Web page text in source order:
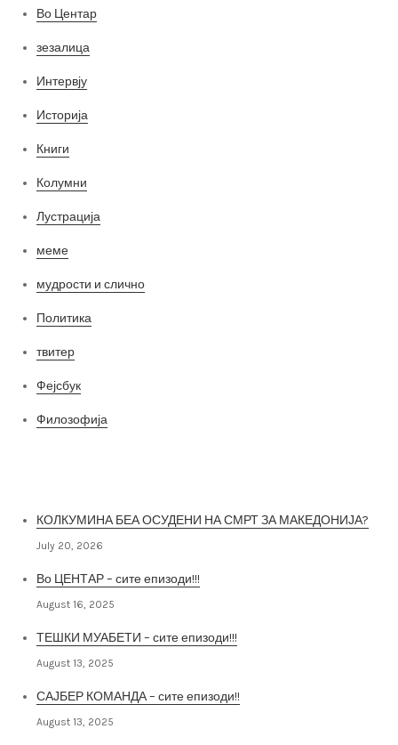
Во Центар
зезалица
Интервју
Историја
Книги
Колумни
Лустрација
меме
мудрости и слично
Политика
твитер
Фејсбук
Филозофија
КОЛКУМИНА БЕА ОСУДЕНИ НА СМРТ ЗА МАКЕДОНИЈА?
July 20, 2026
Во ЦЕНТАР – сите епизоди!!!
August 16, 2025
ТЕШКИ МУАБЕТИ – сите епизоди!!!
August 13, 2025
САЈБЕР КОМАНДА – сите епизоди!!
August 13, 2025